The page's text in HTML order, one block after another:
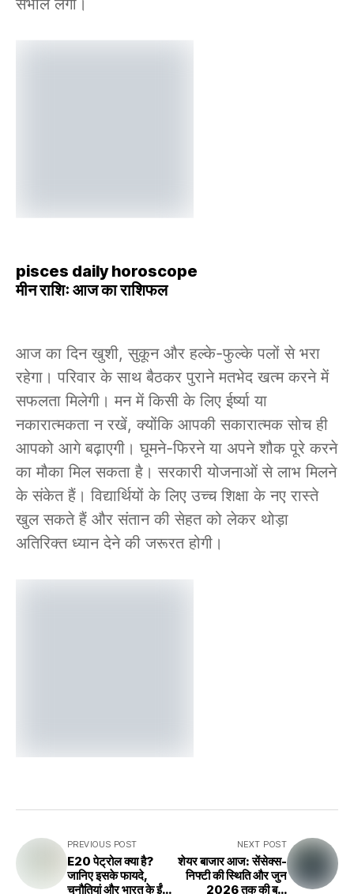
pisces daily horoscope
मीन राशिः आज का राशिफल
आज का दिन खुशी, सुकून और हल्के-फुल्के पलों से भरा
रहेगा। परिवार के साथ बैठकर पुराने मतभेद खत्म करने में
सफलता मिलेगी। मन में किसी के लिए ईर्ष्या या
नकारात्मकता न रखें, क्योंकि आपकी सकारात्मक सोच ही
आपको आगे बढ़ाएगी। घूमने-फिरने या अपने शौक पूरे करने
का मौका मिल सकता है। सरकारी योजनाओं से लाभ मिलने
के संकेत हैं। विद्यार्थियों के लिए उच्च शिक्षा के नए रास्ते
खुल सकते हैं और संतान की सेहत को लेकर थोड़ा
अतिरिक्त ध्यान देने की जरूरत होगी।
PREVIOUS POST
E20 पेट्रोल क्या है?
जानिए इसके फायदे,
चुनौतियां और भारत के ईंधन
NEXT POST
शेयर बाजार आज: सेंसेक्स-
निफ्टी की स्थिति और जुन
2026 तक की बड़ी